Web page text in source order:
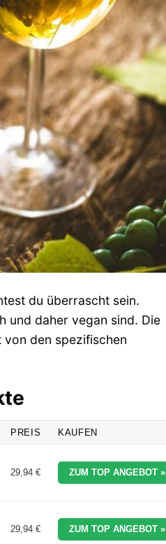
du überrascht sein.
und daher vegan sind. Die
den spezifischen
PREIS KAUFEN
29,94 € ZUM TOP ANGEBOT »
29,94 € ZUM TOP ANGEBOT »